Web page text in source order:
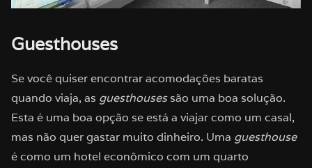
Guesthouses
Se você quiser encontrar acomodações baratas
quando viaja, as guesthousessão uma boa solução.
Esta é uma boa opção se está a viajar como um casal,
mas não quer gastar muito dinheiro. Uma guesthouse
é como um hotel econômico com um quarto